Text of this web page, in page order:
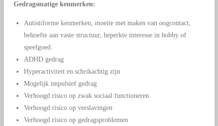
Gedragsmatige kenmerken:
Autistiforme kenmerken, moeite met maken van oogcontact,
behoefte aan vaste structuur, beperkte interesse in hobby of
speelgoed.
ADHD gedrag
Hyperactiviteit en schrikachtig zijn
Mogelijk impulsief gedrag
Verhoogd risico op zwak sociaal functioneren
Verhoogd risico op verslavingen
Verhoogd risico op gedragsproblemen